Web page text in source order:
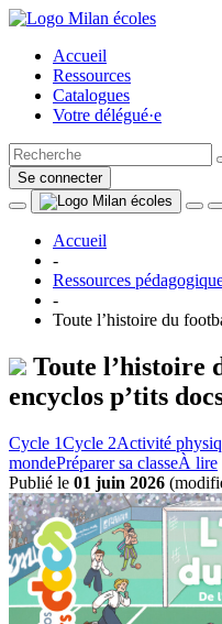
Accueil
Ressources
Catalogues
Votre délégué·e
Se connecter
Accueil
-
Ressources
-
Toute l’histoire du
Toute l’histoire
encyclos p’tits
Cycle 1Cycle 2Activité
mondePréparer sa classeÀ lire
Publié le 01 juin 2026 (